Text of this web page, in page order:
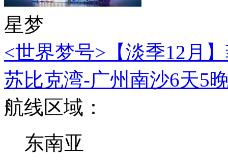
星梦
<世界梦号>【淡季12月
苏比克湾-广州南沙6天5
航线区域：
东南亚